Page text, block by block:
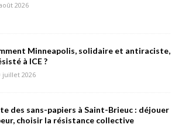
2026
Minneapolis, solidaire et antiraciste,
à ICE ?
juillet 2026
des sans-papiers à Saint-Brieuc : déjouer
choisir la résistance collective